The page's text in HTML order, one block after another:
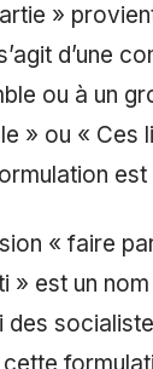
»
d’une
ou à un
» ou « Ces
« faire
» est un